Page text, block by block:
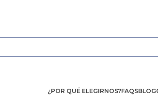
¿POR QUÉ ELEGIRNOS?FAQSBLOG